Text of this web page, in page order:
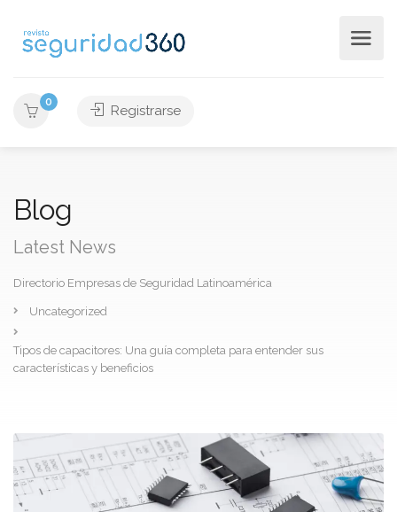
0
Registrarse
Blog
Latest News
Directorio Empresas de Seguridad Latinoamérica
Uncategorized
Tipos de capacitores: Una guía completa para entender sus
características y beneficios